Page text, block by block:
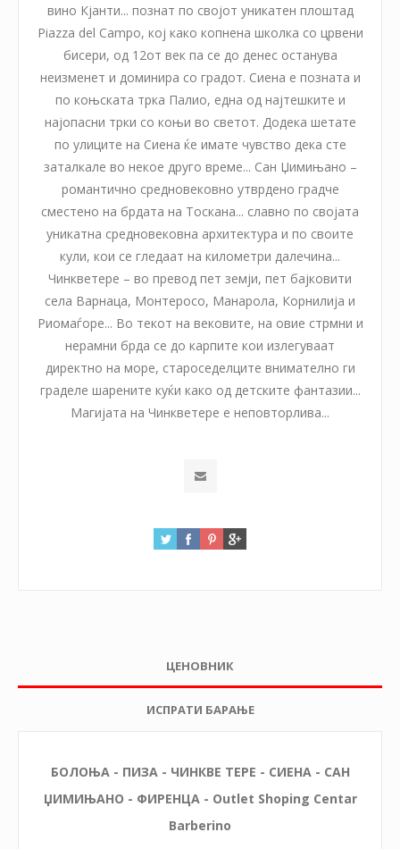
вино Кјанти... познат по својот уникатен плоштад
Piazza del Campo, кој како копнена школка со црвени
бисери, од 12от век па се до денес останува
неизменет и доминира со градот. Сиена е позната и
по коњската трка Палио, една од најтешките и
најопасни трки со коњи во светот. Додека шетате
по улиците на Сиена ќе имате чувство дека сте
заталкале во некое друго време... Сан Џимињано –
романтично средновековно утврдено градче
сместено на брдата на Тоскана... славно по својата
уникатна средновековна архитектура и по своите
кули, кои се гледаат на километри далечина...
Чинкветере – во превод пет земји, пет бајковити
села Варнаца, Монтеросо, Манарола, Корнилија и
Риомаѓоре... Во текот на вековите, на овие стрмни и
нерамни брда се до карпите кои излегуваат
директно на море, староседелците внимателно ги
граделе шарените куќи како од детските фантазии...
Магијата на Чинкветере е неповторлива...
ЦЕНОВНИК
ИСПРАТИ БАРАЊЕ
БОЛОЊА - ПИЗА - ЧИНКВЕ ТЕРЕ - СИЕНА - САН
ЏИМИЊАНО - ФИРЕНЦА - Outlet Shoping Centar
Barberino